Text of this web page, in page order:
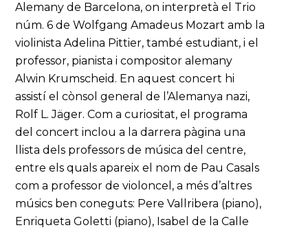
Alemany de Barcelona, on interpretà el Trio
núm. 6 de Wolfgang Amadeus Mozart amb la
violinista Adelina Pittier, també estudiant, i el
professor, pianista i compositor alemany
Alwin Krumscheid. En aquest concert hi
assistí el cònsol general de l’Alemanya nazi,
Rolf L. Jäger. Com a curiositat, el programa
del concert inclou a la darrera pàgina una
llista dels professors de música del centre,
entre els quals apareix el nom de Pau Casals
com a professor de violoncel, a més d’altres
músics ben coneguts: Pere Vallribera (piano),
Enriqueta Goletti (piano), Isabel de la Calle